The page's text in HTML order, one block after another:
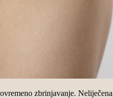
zbrinjavanje.